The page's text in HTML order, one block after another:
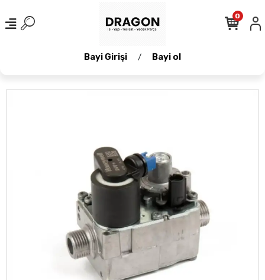
Bayi Girişi / Bayi ol
0